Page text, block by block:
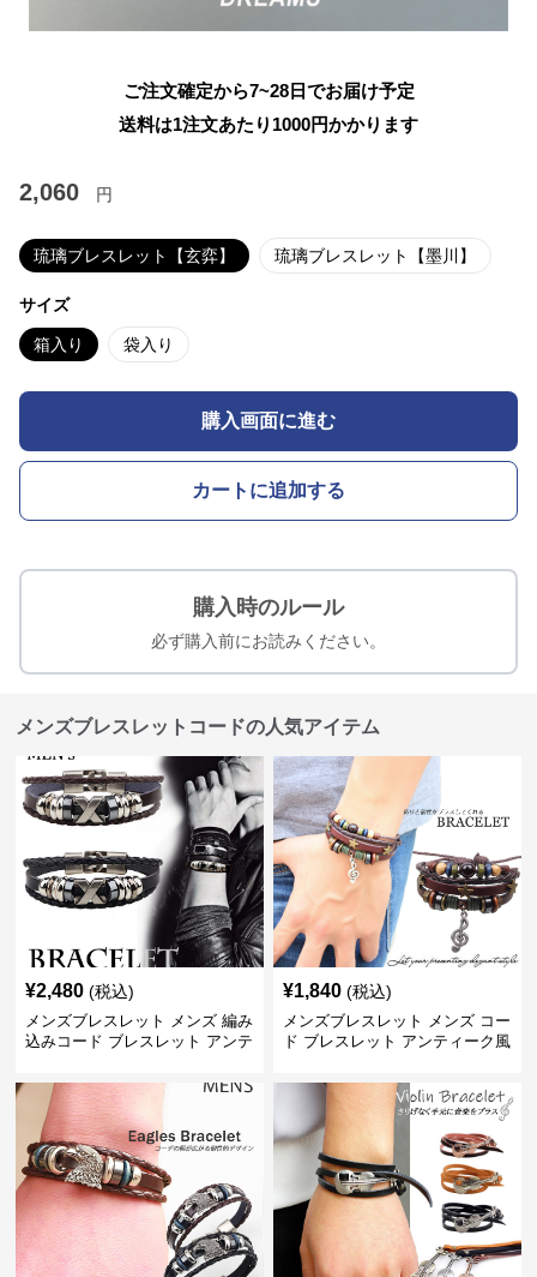
ご注文確定から7~28日でお届け予定
送料は1注文あたり 1000円かかります
2,060 円
琉璃ブレスレット【玄弈】 琉璃ブレスレット【墨川】
サイズ
箱入り 袋入り
購入画面に進む
カートに追加する
購入時のルール
必ず購入前にお読みください。
メンズブレスレットコードの人気アイテム
¥2,480 (税込)
メンズブレスレット メンズ 編み
込みコード ブレスレット アンテ
¥1,840 (税込)
メンズブレスレット メンズ コー
ド ブレスレット アンティーク風